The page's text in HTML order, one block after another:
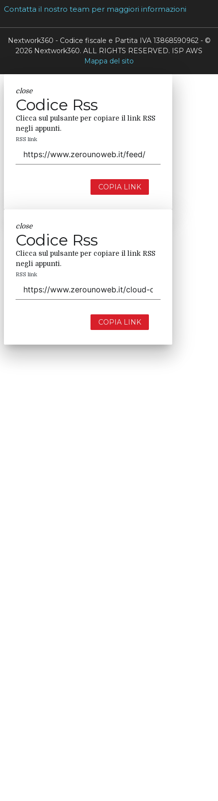
Contatta il nostro team per maggiori informazioni
Nextwork360 - Codice fiscale e Partita IVA 13868590962 - ©
2026 Nextwork360. ALL RIGHTS RESERVED. ISP AWS
Mappa del sito
close
Codice Rss
Clicca sul pulsante per copiare il link RSS
negli appunti.
RSS link
COPIA LINK
close
Codice Rss
Clicca sul pulsante per copiare il link RSS
negli appunti.
RSS link
COPIA LINK